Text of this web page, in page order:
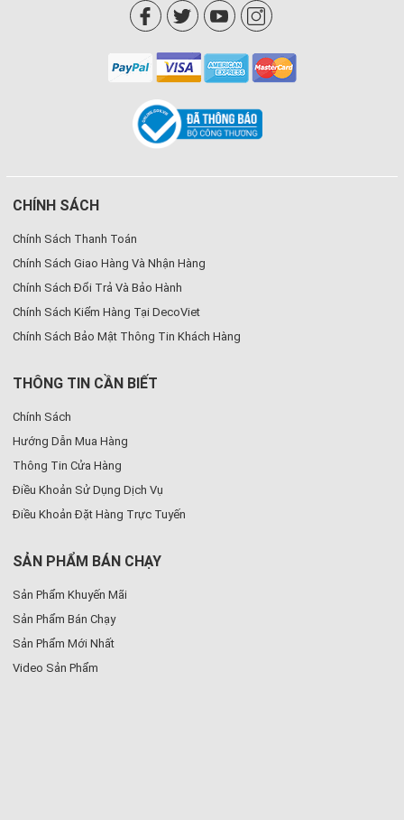
CHÍNH SÁCH
Chính Sách Thanh Toán
Chính Sách Giao Hàng Và Nhận Hàng
Chính Sách Đổi Trả Và Bảo Hành
Chính Sách Kiểm Hàng Tại DecoViet
Chính Sách Bảo Mật Thông Tin Khách Hàng
THÔNG TIN CẦN BIẾT
Chính Sách
Hướng Dẫn Mua Hàng
Thông Tin Cửa Hàng
Điều Khoản Sử Dụng Dịch Vụ
Điều Khoản Đặt Hàng Trực Tuyến
SẢN PHẨM BÁN CHẠY
Sản Phẩm Khuyến Mãi
Sản Phẩm Bán Chạy
Sản Phẩm Mới Nhất
Video Sản Phẩm